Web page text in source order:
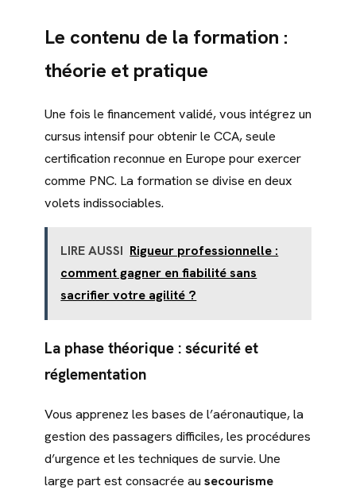
Le contenu de la formation :
théorie et pratique
Une fois le financement validé, vous intégrez un
cursus intensif pour obtenir le CCA, seule
certification reconnue en Europe pour exercer
comme PNC. La formation se divise en deux
volets indissociables.
LIRE AUSSI Rigueur professionnelle :
comment gagner en fiabilité sans
sacrifier votre agilité ?
La phase théorique : sécurité et
réglementation
Vous apprenez les bases de l’aéronautique, la
gestion des passagers difficiles, les procédures
d’urgence et les techniques de survie. Une
large part est consacrée au secourisme